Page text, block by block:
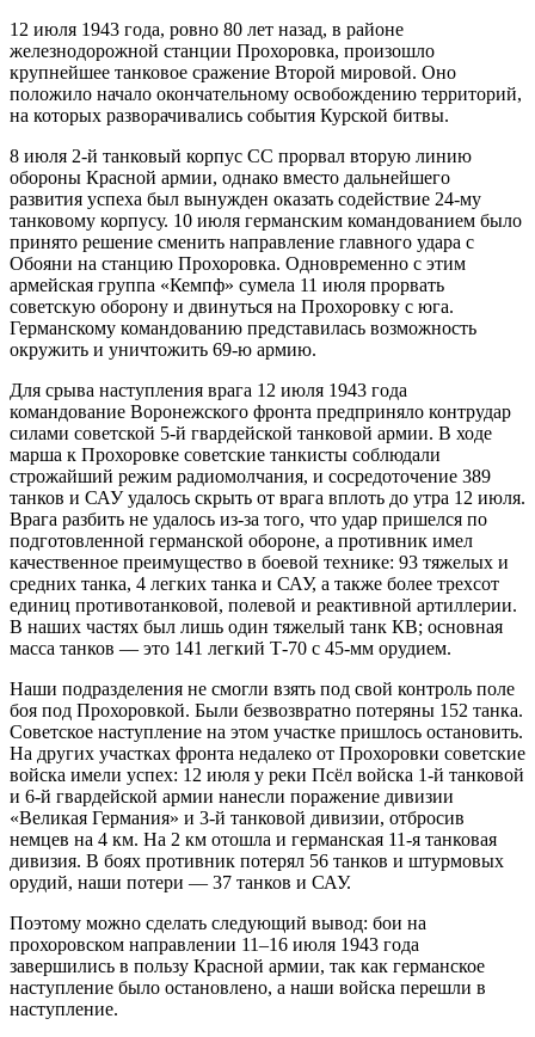
12 июля 1943 года, ровно 80 лет назад, в районе
железнодорожной станции Прохоровка, произошло
крупнейшее танковое сражение Второй мировой. Оно
положило начало окончательному освобождению территорий,
на которых разворачивались события Курской битвы.
8 июля 2-й танковый корпус СС прорвал вторую линию
обороны Красной армии, однако вместо дальнейшего
развития успеха был вынужден оказать содействие 24-му
танковому корпусу. 10 июля германским командованием было
принято решение сменить направление главного удара с
Обояни на станцию Прохоровка. Одновременно с этим
армейская группа «Кемпф» сумела 11 июля прорвать
советскую оборону и двинуться на Прохоровку с юга.
Германскому командованию представилась возможность
окружить и уничтожить 69-ю армию.
Для срыва наступления врага 12 июля 1943 года
командование Воронежского фронта предприняло контрудар
силами советской 5-й гвардейской танковой армии. В ходе
марша к Прохоровке советские танкисты соблюдали
строжайший режим радиомолчания, и сосредоточение 389
танков и САУ удалось скрыть от врага вплоть до утра 12 июля.
Врага разбить не удалось из-за того, что удар пришелся по
подготовленной германской обороне, а противник имел
качественное преимущество в боевой технике: 93 тяжелых и
средних танка, 4 легких танка и САУ, а также более трехсот
единиц противотанковой, полевой и реактивной артиллерии.
В наших частях был лишь один тяжелый танк КВ; основная
масса танков — это 141 легкий Т-70 с 45-мм орудием.
Наши подразделения не смогли взять под свой контроль поле
боя под Прохоровкой. Были безвозвратно потеряны 152 танка.
Советское наступление на этом участке пришлось остановить.
На других участках фронта недалеко от Прохоровки советские
войска имели успех: 12 июля у реки Псёл войска 1-й танковой
и 6-й гвардейской армии нанесли поражение дивизии
«Великая Германия» и 3-й танковой дивизии, отбросив
немцев на 4 км. На 2 км отошла и германская 11-я танковая
дивизия. В боях противник потерял 56 танков и штурмовых
орудий, наши потери — 37 танков и САУ.
Поэтому можно сделать следующий вывод: бои на
прохоровском направлении 11–16 июля 1943 года
завершились в пользу Красной армии, так как германское
наступление было остановлено, а наши войска перешли в
наступление.